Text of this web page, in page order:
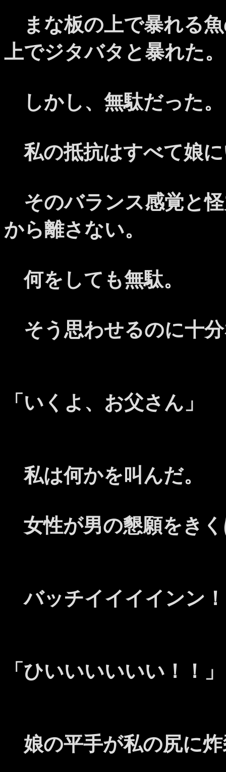
まな板の上で暴れる
上でジタバタと暴れた。
しかし、無駄だった。
私の抵抗はすべて娘
そのバランス感覚と
から離さない。
何をしても無駄。
そう思わせるのに十
「いくよ、お父さん」
私は何かを叫んだ。
女性が男の懇願をき
バッチイイイインン
「ひいいいいいい！！」
娘の平手が私の尻に炸